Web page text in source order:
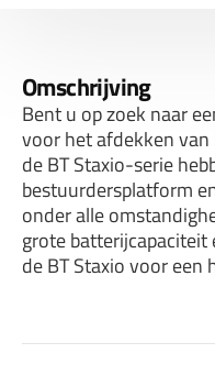
Omschrijving
Bent u op zoek naar
voor het afdekken van
de BT Staxio-serie
bestuurdersplatform
onder alle
grote
de BT Staxio voor